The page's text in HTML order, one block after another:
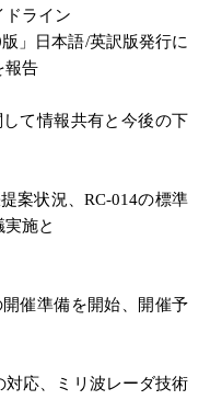
ドライン
日本語/英訳版発行に
報告
て情報共有と今後の下
状況、RC-014の標準
施と
催準備を開始、開催予
応、ミリ波レーダ技術